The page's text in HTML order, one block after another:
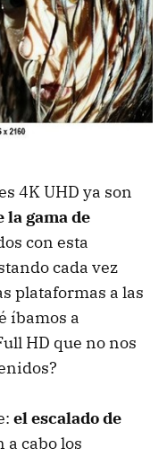
4K UHD ya son
la gama de
con esta
cada vez
plataformas a las
íbamos a
HD que no nos
el escalado de
a cabo los